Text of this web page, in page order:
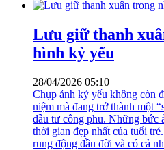
Lưu giữ thanh
hình kỷ yếu
28/04/2026 05:10
Chụp ảnh kỷ yếu không còn
niệm mà đang trở thành một
đầu tư công phu. Những bức
thời gian đẹp nhất của tuổi
rung động đầu đời và có cả